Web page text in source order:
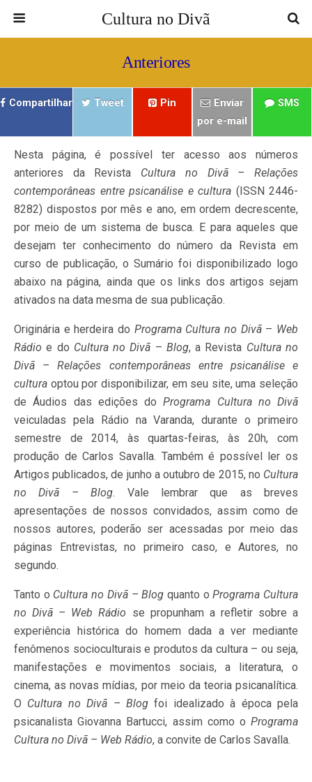
Cultura no Divã
Anteriores
Compartilhar Tweet Pin
Enviar
por e-mail
SMS
Nesta página, é possível ter acesso aos números
anteriores da Revista Cultura no Divã – Relações
contemporâneas entre psicanálise e cultura (ISSN 2446-
8282) dispostos por mês e ano, em ordem decrescente,
por meio de um sistema de busca. E para aqueles que
desejam ter conhecimento do número da Revista em
curso de publicação, o Sumário foi disponibilizado logo
abaixo na página, ainda que os links dos artigos sejam
ativados na data mesma de sua publicação.
Originária e herdeira do Programa Cultura no Divã– Web
Rádio e do Cultura no Divã – Blog, a Revista Cultura no
Divã – Relações contemporâneas entre psicanálise e
cultura optou por disponibilizar, em seu site, uma seleção
de Áudios das edições doPrograma Cultura no Divã
veiculadas pela Rádio na Varanda, durante o primeiro
semestre de 2014, às quartas-feiras, às 20h, com
produção de Carlos Savalla. Também é possível ler os
Artigos publicados, de junho a outubro de 2015, no Cultura
no Divã – Blog. Vale lembrar que as breves
apresentações de nossos convidados, assim como de
nossos autores, poderão ser acessadas por meio das
páginas Entrevistas, no primeiro caso, e Autores, no
segundo.
Tanto o Cultura no Divã – Blog quanto oPrograma Cultura
no Divã – Web Rádio se propunham a refletir sobre a
experiência histórica do homem dada a ver mediante
fenômenos socioculturais e produtos da cultura – ou seja,
manifestações e movimentos sociais, a literatura, o
cinema, as novas mídias, por meio da teoria psicanalítica.
O Cultura no Divã – Blog foi idealizado à época pela
psicanalista Giovanna Bartucci, assim como o Programa
Cultura no Divã – Web Rádio, a convite de Carlos Savalla.